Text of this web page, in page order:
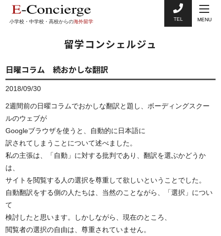
小学校・中学校・高校からの海外留学 TEL MENU
留学コンシェルジュ
日曜コラム 続おかしな翻訳
2018/09/30
2週間前の日曜コラムでおかしな翻訳と題し、ボーディングスクー
ルのウェブが
Googleブラウザを使うと、自動的に日本語に
訳されてしまうことについて述べました。
私の主張は、「自動」に対する批判であり、翻訳を選ぶかどうか
は、
サイトを閲覧する人の選択を尊重して欲しいということでした。
自動翻訳をする側の人たちは、当然のことながら、「選択」につい
て
検討したと思います。しかしながら、現在のところ、
閲覧者の選択の自由は、尊重されていません。